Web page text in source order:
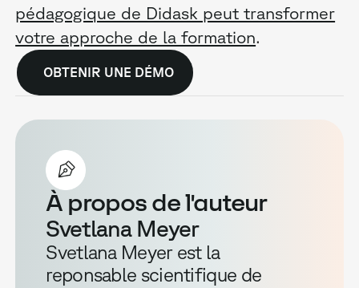
pédagogique de Didask peut transformer
votre approche de la formation.
OBTENIR UNE DÉMO
À propos de l'auteur
Svetlana Meyer
Svetlana Meyer est la
reponsable scientifique de